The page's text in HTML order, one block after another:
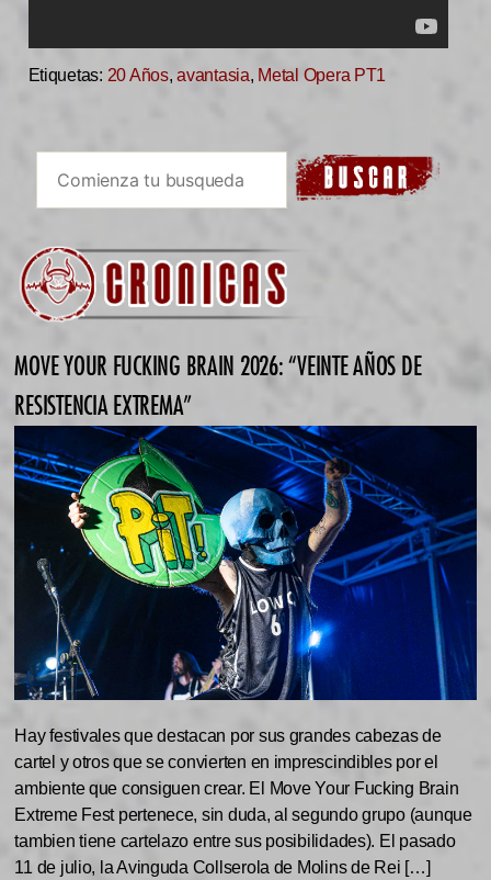
Etiquetas: 20 Años,avantasia, Metal Opera PT1
MOVE YOUR FUCKING BRAIN 2026: “VEINTE AÑOS DE
RESISTENCIA EXTREMA”
Hay festivales que destacan por sus grandes cabezas de
cartel y otros que se convierten en imprescindibles por el
ambiente que consiguen crear. El Move Your Fucking Brain
Extreme Fest pertenece, sin duda, al segundo grupo (aunque
tambien tiene cartelazo entre sus posibilidades). El pasado
11 de julio, la Avinguda Collserola de Molins de Rei […]